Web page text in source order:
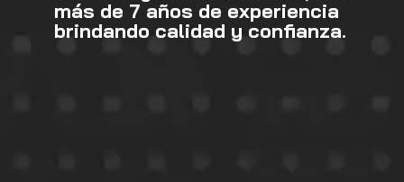
más de 7 años de experiencia
brindando calidad y confianza.